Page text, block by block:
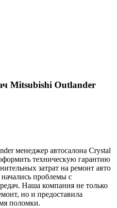
Mitsubishi Outlander
менеджер автосалона Crystal
техническую гарантию
затрат на ремонт авто
проблемы с
Наша компания не только
но и предоставила
поломки.